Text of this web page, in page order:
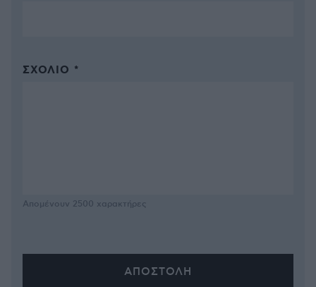
ΣΧΌΛΙΟ *
Απομένουν 2500 χαρακτήρες